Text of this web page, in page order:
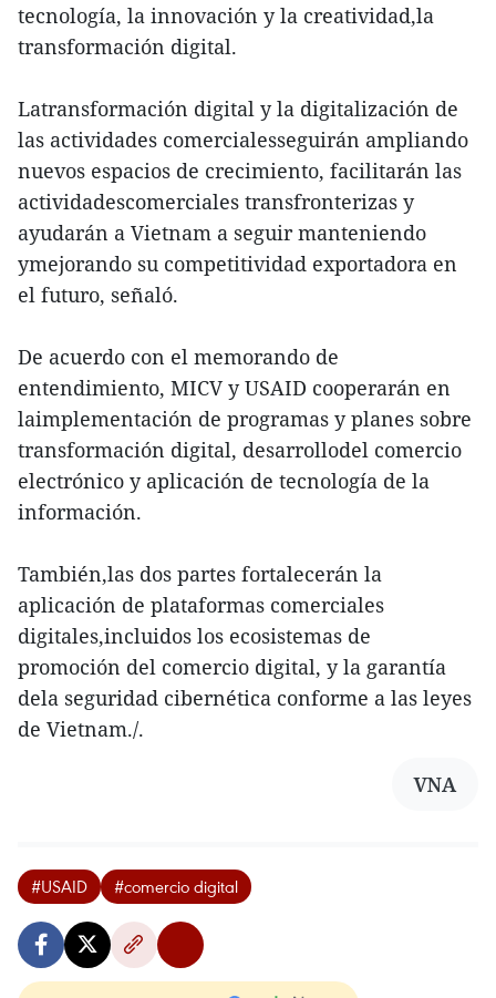
tecnología, la innovación y la creatividad,la
transformación digital.
Latransformación digital y la digitalización de
las actividades comercialesseguirán ampliando
nuevos espacios de crecimiento, facilitarán las
actividadescomerciales transfronterizas y
ayudarán a Vietnam a seguir manteniendo
ymejorando su competitividad exportadora en
el futuro, señaló.
De acuerdo con el memorando de
entendimiento, MICV y USAID cooperarán en
laimplementación de programas y planes sobre
transformación digital, desarrollodel comercio
electrónico y aplicación de tecnología de la
información.
También,las dos partes fortalecerán la
aplicación de plataformas comerciales
digitales,incluidos los ecosistemas de
promoción del comercio digital, y la garantía
dela seguridad cibernética conforme a las leyes
de Vietnam./.
VNA
#USAID #comercio digital